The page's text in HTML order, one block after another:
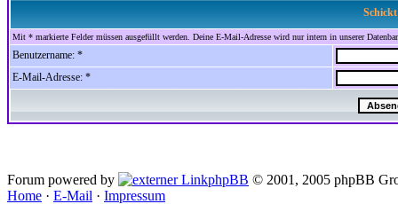
Mit * markierte Felder müssen ausgefüllt werden. Deine E-Mail-Adresse wird nur intern in unserer
Benutzername: *
E-Mail-Adresse: *
Forum powered by phpBB © 2001, 2005 phpBB
Home · E-Mail · Impressum